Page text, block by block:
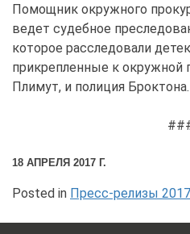
Помощник окружного
ведет судебное
которое расследовали
прикрепленные к окружной
Плимут, и полиция Броктона.
18 АПРЕЛЯ 2017 Г.
Posted in Пресс-релизы